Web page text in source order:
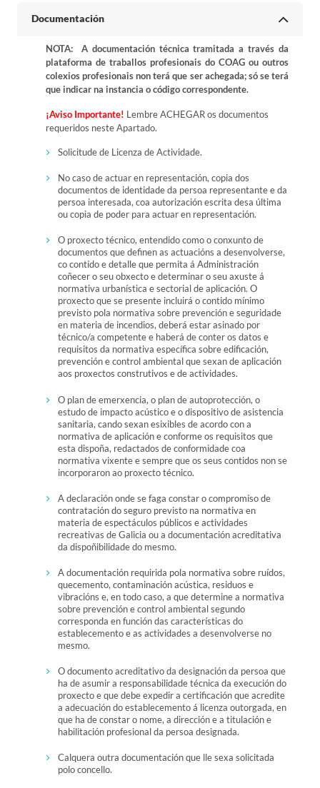
Documentación
NOTA: A documentación técnica tramitada a través da
plataforma de traballos profesionais do COAG ou outros
colexios profesionais non terá que ser achegada; só se terá
que indicar na instancia o código correspondente.
¡Aviso Importante! Lembre ACHEGAR os documentos
requeridos neste Apartado.
Solicitude de Licenza de Actividade.
No caso de actuar en representación, copia dos
documentos de identidade da persoa representante e da
persoa interesada, coa autorización escrita desa última
ou copia de poder para actuar en representación.
O proxecto técnico, entendido como o conxunto de
documentos que definen as actuacións a desenvolverse,
co contido e detalle que permita á Administración
coñecer o seu obxecto e determinar o seu axuste á
normativa urbanística e sectorial de aplicación. O
proxecto que se presente incluirá o contido mínimo
previsto pola normativa sobre prevención e seguridade
en materia de incendios, deberá estar asinado por
técnico/a competente e haberá de conter os datos e
requisitos da normativa específica sobre edificación,
prevención e control ambiental que sexan de aplicación
aos proxectos construtivos e de actividades.
O plan de emerxencia, o plan de autoprotección, o
estudo de impacto acústico e o dispositivo de asistencia
sanitaria, cando sexan esixibles de acordo con a
normativa de aplicación e conforme os requisitos que
esta dispoña, redactados de conformidade coa
normativa vixente e sempre que os seus contidos non se
incorporaron ao proxecto técnico.
A declaración onde se faga constar o compromiso de
contratación do seguro previsto na normativa en
materia de espectáculos públicos e actividades
recreativas de Galicia ou a documentación acreditativa
da dispoñibilidade do mesmo.
A documentación requirida pola normativa sobre ruídos,
quecemento, contaminación acústica, residuos e
vibracións e, en todo caso, a que determine a normativa
sobre prevención e control ambiental segundo
corresponda en función das características do
establecemento e as actividades a desenvolverse no
mesmo.
O documento acreditativo da designación da persoa que
ha de asumir a responsabilidade técnica da execución do
proxecto e que debe expedir a certificación que acredite
a adecuación do establecemento á licenza outorgada, en
que ha de constar o nome, a dirección e a titulación e
habilitación profesional da persoa designada.
Calquera outra documentación que lle sexa solicitada
polo concello.